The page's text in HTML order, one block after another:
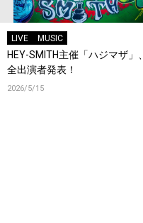
LIVE MUSIC
HEY-SMITH主催「ハジマザ」、
全出演者発表！
2026/5/15